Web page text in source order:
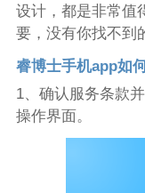
设计，都是非常值
要，没有你找不到
睿博士手机app如
1、确认服务条款
操作界面。